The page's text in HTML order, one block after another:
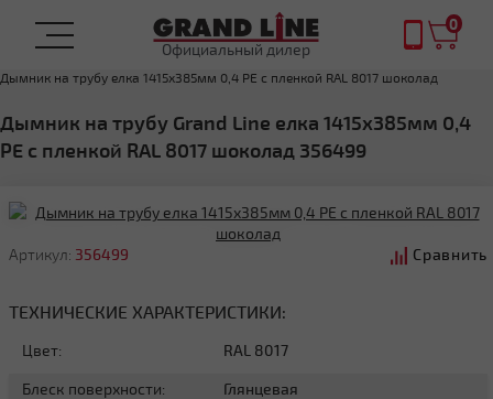
Официальный дилер
0
Дымник на трубу
Дымник на трубу елка 1415х385мм 0,4 PE с пленкой RAL 8017 шоколад
Дымник на трубу Grand Line елка 1415х385мм 0,4
PE с пленкой RAL 8017 шоколад 356499
Артикул: 356499 Сравнить
ТЕХНИЧЕСКИЕ ХАРАКТЕРИСТИКИ:
Цвет: RAL 8017
Блеск поверхности: Глянцевая